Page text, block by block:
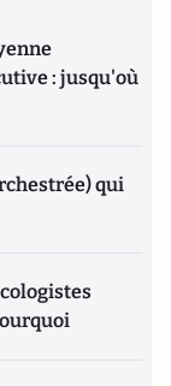
: jusqu'où
qui